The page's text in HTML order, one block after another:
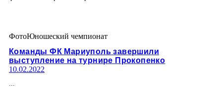
ФотоЮношеский чемпионат
Команды ФК Мариуполь завершили
выступление на турнире Прокопенко
10.02.2022